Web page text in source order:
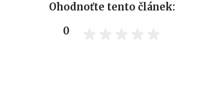
Ohodnoťte tento článek:
0